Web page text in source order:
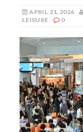
APRIL 21, 2026
LEISURE
0